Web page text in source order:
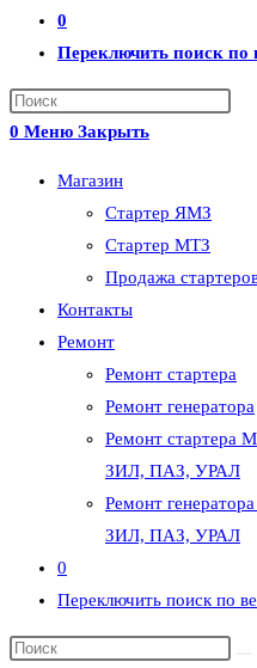
0
Переключить поиск по
0 Меню Закрыть
Магазин
Стартер ЯМЗ
Стартер МТЗ
Продажа
Контакты
Ремонт
Ремонт стартера
Ремонт генератора
Ремонт
ЗИЛ, ПАЗ, УРАЛ
Ремонт
ЗИЛ, ПАЗ, УРАЛ
0
Переключить поиск по